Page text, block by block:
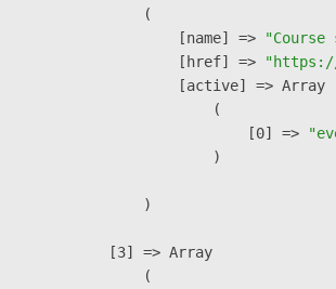
        (
            [name] =>
            [href] =>
            [active] => Array
                (
                    [0] =>
                )
        )
    [3] => Array
        (